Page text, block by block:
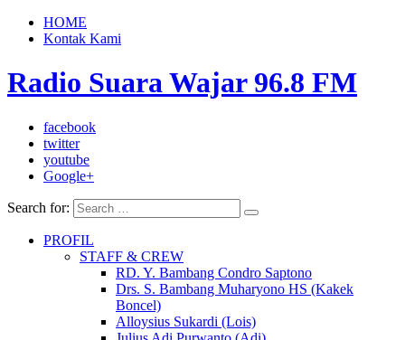
HOME
Kontak Kami
Radio Suara Wajar 96.8 FM
facebook
twitter
youtube
Google+
Search for:
PROFIL
STAFF & CREW
RD. Y. Bambang Condro Saptono
Drs. S. Bambang Muharyono HS (Kakek
Boncel)
Alloysius Sukardi (Lois)